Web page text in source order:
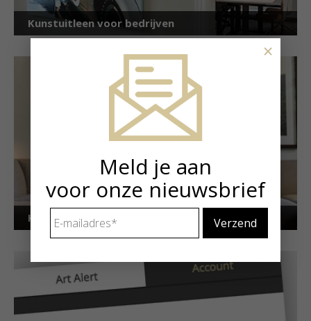
Kunstuitleen voor bedrijven
Kunstuitleen voor particulieren
Meld je aan
voor onze nieuwsbrief
mailadres *
×